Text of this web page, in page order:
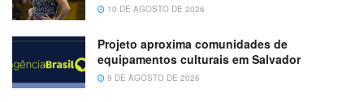
10 DE AGOSTO DE 2026
Projeto aproxima comunidades de
equipamentos culturais em Salvador
9 DE AGOSTO DE 2026